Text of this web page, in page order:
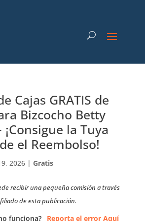
Cajas GRATIS de
Bizcocho Betty
la Tuya
el Reembolso!
2026| Gratis
recibir una pequeña comisión a través
de esta publicación.
funciona? Reporta el error Aquí